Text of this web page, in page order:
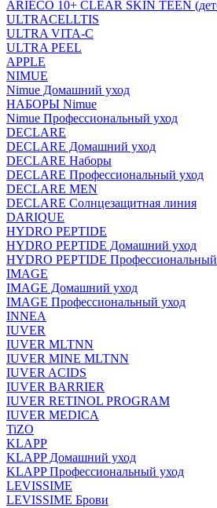
ARIECO 10+ CLEAR SKIN TEEN
ULTRACELLTIS
ULTRA VITA-C
ULTRA PEEL
APPLE
NIMUE
Nimue Домашний уход
НАБОРЫ Nimue
Nimue Профессиональный уход
DECLARE
DECLARE Домашний уход
DECLARE Наборы
DECLARE Профессиональный уход
DECLARE MEN
DECLARE Солнцезащитная линия
DARIQUE
HYDRO PEPTIDE
HYDRO PEPTIDE Домашний уход
HYDRO PEPTIDE
IMAGE
IMAGE Домашний уход
IMAGE Профессиональный уход
INNEA
IUVER
IUVER MLTNN
IUVER MINE MLTNN
IUVER ACIDS
IUVER BARRIER
IUVER RETINOL PROGRAM
IUVER MEDICA
TiZO
KLAPP
KLAPP Домашний уход
KLAPP Профессиональный уход
LEVISSIME
LEVISSIME Брови